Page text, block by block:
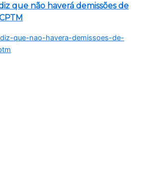
que não haverá demissões de